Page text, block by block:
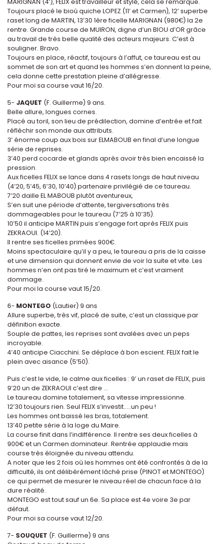
MARIGNAN (4’), FELIX est travailleur et stylé, cela se remarque.
Toujours placé le bioù quiche LOPEZ (11’ et Carmen), 12’ superbe
raset long de MARTIN, 13’30 1ère ficelle MARIGNAN (980€) la 2e
rentre. Grande course de MUIRON, digne d’un BIOU d’OR grâce
au travail de très belle qualité des acteurs majeurs. C’est à
souligner. Bravo.
Toujours en place, réactif, toujours à l’affut, ce taureau est au
sommet de son art et quand les hommes s’en donnent la peine,
cela donne cette prestation pleine d’allégresse.
Pour moi sa course vaut 16/20.
5- JAQUET (F. Guillerme) 9 ans.
Belle allure, longues cornes.
Placé au toril, son lieu de prédilection, domine d’entrée et fait
réfléchir son monde aux attributs.
3’ énorme coup aux bois sur ELMABOUB en final d’une longue
série de reprises.
3’40 perd cocarde et glands après avoir très bien encaissé la
pression.
Aux ficelles FELIX se lance dans 4 rasets longs de haut niveau
(4’20, 5’45, 6’30, 10’40) partenaire privilégié de ce taureau.
7’20 daille EL MABOUB plutôt aventureux,
S’en suit une période d’attente, tergiversations très
dommageables pour le taureau (7’25 à 10’35).
10’50 il anticipe MARTIN puis s’engage fort après FELIX puis
ZEKRAOUI. (14’20).
Il rentre ses ficelles primées 900€.
Moins spectaculaire qu’il y a peu, le taureau a pris de la caisse
et une dimension qui donnent envie de voir la suite et vite. Les
hommes n’en ont pas tiré le maximum et c’est vraiment
dommage.
Pour moi la course vaut 15/20.
6- MONTEGO (Lautier) 9 ans
Allure superbe, très vif, placé de suite, c’est un classique par
définition exacte.
Souple de pattes, les reprises sont avalées avec un peps
incroyable.
4’40 anticipe Ciacchini. Se déplace à bon escient. FELIX fait le
plein avec aisance (5’50).
Puis c’est le vide, le calme aux ficelles : 9’ un raset de FELIX, puis
9’20 un de ZEKRAOUI c’est dire …
Le taureau domine totalement, sa vitesse impressionne.
12’30 toujours rien. Seul FELIX s’investit…..un peu !
Les hommes ont baissé les bras, totalement.
13’40 petite série à la loge du Maire.
La course finit dans l’indifférence. Il rentre ses deux ficelles à
900€ et un Carmen dominateur. Rentrée applaudie mais
course très éloignée du niveau attendu.
A noter que les 2 fois où les hommes ont été confrontés à de la
difficulté, ils ont délibérément lâché prise (PINOT et MONTEGO)
ce qui permet de mesurer le niveau réel de chacun face à la
dure réalité.
MONTEGO est tout sauf un 6e. Sa place est 4e voire 3e par
défaut.
Pour moi sa course vaut 12/20.
7- SOUQUET (F. Guillerme) 9 ans